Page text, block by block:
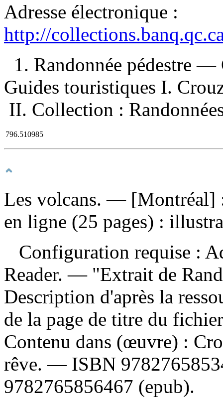
Adresse électronique :
http://
1. Randonnée pédestre
Guides touristiques I.
II. Collection :
796.510985
Les volcans. — [Montréal]
en ligne (25 pages) :
Configuration requise :
Reader. — "Extrait de
Description d'après la
de la page de titre du
Contenu dans (œuvre) :
rêve. — ISBN
9782765856467 (epub).